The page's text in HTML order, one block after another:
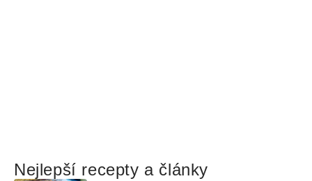
Nejlepší recepty a články